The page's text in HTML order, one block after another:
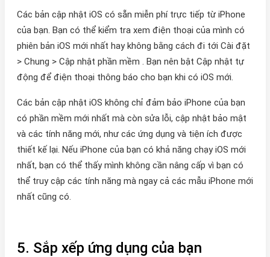
Các bản cập nhật iOS có sẵn miễn phí trực tiếp từ iPhone
của bạn. Bạn có thể kiểm tra xem điện thoại của mình có
phiên bản iOS mới nhất hay không bằng cách đi tới Cài đặt
> Chung > Cập nhật phần mềm . Bạn nên bật Cập nhật tự
động để điện thoại thông báo cho bạn khi có iOS mới.
Các bản cập nhật iOS không chỉ đảm bảo iPhone của bạn
có phần mềm mới nhất mà còn sửa lỗi, cập nhật bảo mật
và các tính năng mới, như các ứng dụng và tiện ích được
thiết kế lại. Nếu iPhone của bạn có khả năng chạy iOS mới
nhất, bạn có thể thấy mình không cần nâng cấp vì bạn có
thể truy cập các tính năng mà ngay cả các mẫu iPhone mới
nhất cũng có.
5. Sắp xếp ứng dụng của bạn